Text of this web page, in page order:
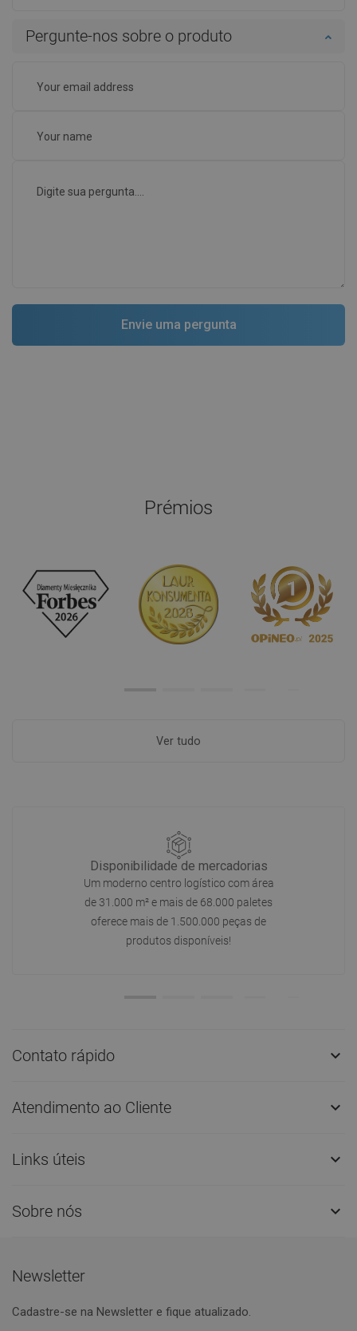
Pergunte-nos sobre o produto
Prémios
Ver tudo
Disponibilidade de mercadorias
Um moderno centro logístico com área
de 31.000 m² e mais de 68.000 paletes
oferece mais de 1.500.000 peças de
produtos disponíveis!
Contato rápido 
Atendimento ao Cliente 
Links úteis 
Sobre nós 
Newsletter
Cadastre-se na Newsletter e fique atualizado.